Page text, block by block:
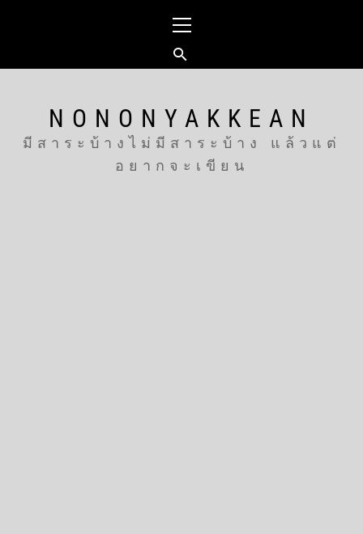
Menu
NONONYAKKEAN
มีสาระบ้างไม่มีสาระบ้าง แล้วแต่
อยากจะเขียน